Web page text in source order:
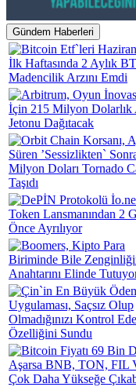
Gündem Haberleri